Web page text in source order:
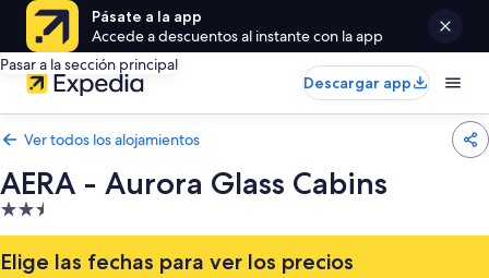
Pásate a la app
Accede a descuentos al instante con la app
Pasar a la sección principal
Descargar app
Ver todos los alojamientos
AERA - Aurora Glass Cabins
Alojamiento
de
2.5 estrellas
Elige las fechas para ver los precios